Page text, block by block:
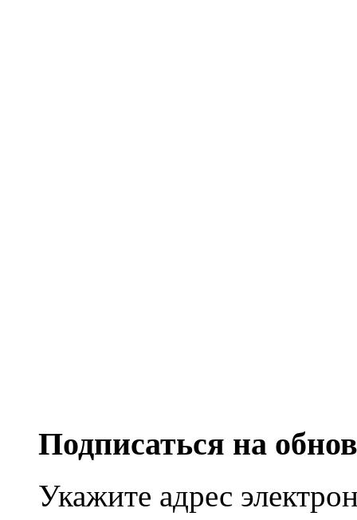
Подписаться на
Укажите адрес